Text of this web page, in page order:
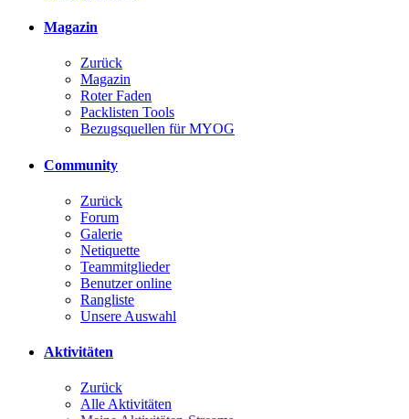
Magazin
Zurück
Magazin
Roter Faden
Packlisten Tools
Bezugsquellen für MYOG
Community
Zurück
Forum
Galerie
Netiquette
Teammitglieder
Benutzer online
Rangliste
Unsere Auswahl
Aktivitäten
Zurück
Alle Aktivitäten